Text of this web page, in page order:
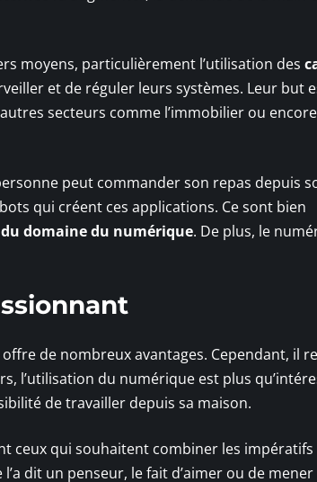
moyens, particulièrement l’utilisation des
et de réguler leurs systèmes. Leur but
secteurs comme l’immobilier ou
peut commander son repas depuis
qui créent ces applications. Ce sont bien
domaine du numérique. De plus, le
offre de nombreux avantages. Cependant, il
l’utilisation du numérique est plus
de travailler depuis sa maison.
ceux qui souhaitent combiner les impératifs
dit un penseur, le fait d’aimer ou de mener